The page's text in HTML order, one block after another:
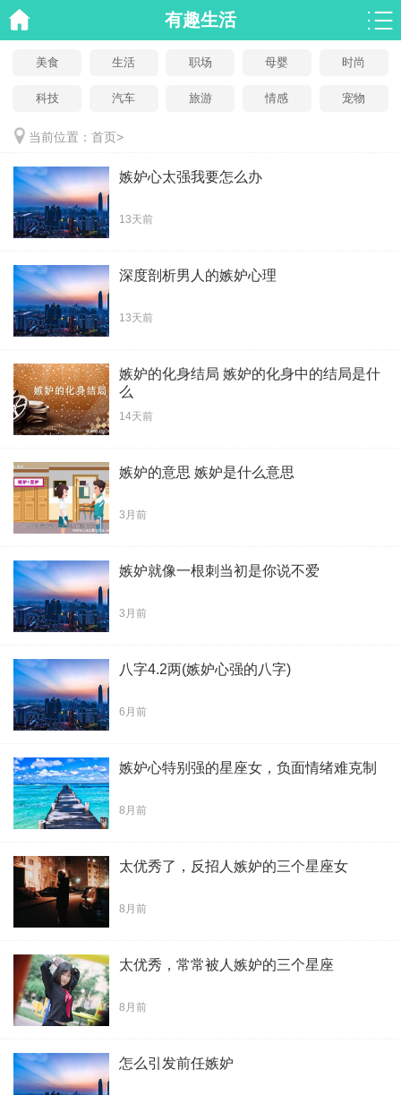
有趣生活
美食 生活 职场 母婴 时尚
科技 汽车 旅游 情感 宠物
当前位置： 首页>
嫉妒心太强我要怎么办
13天前
深度剖析男人的嫉妒心理
13天前
嫉妒的化身结局 嫉妒的化身中的结局是什
么
14天前
嫉妒的意思 嫉妒是什么意思
3月前
嫉妒就像一根刺当初是你说不爱
3月前
八字4.2两(嫉妒心强的八字)
6月前
嫉妒心特别强的星座女，负面情绪难克制
8月前
太优秀了，反招人嫉妒的三个星座女
8月前
太优秀，常常被人嫉妒的三个星座
8月前
怎么引发前任嫉妒